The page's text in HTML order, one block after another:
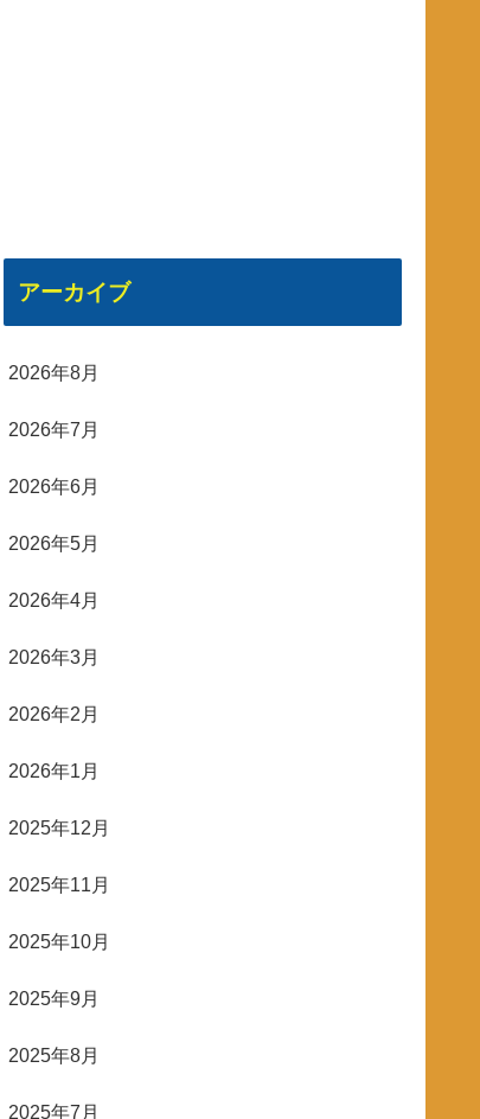
アーカイブ
2026年8月
2026年7月
2026年6月
2026年5月
2026年4月
2026年3月
2026年2月
2026年1月
2025年12月
2025年11月
2025年10月
2025年9月
2025年8月
2025年7月